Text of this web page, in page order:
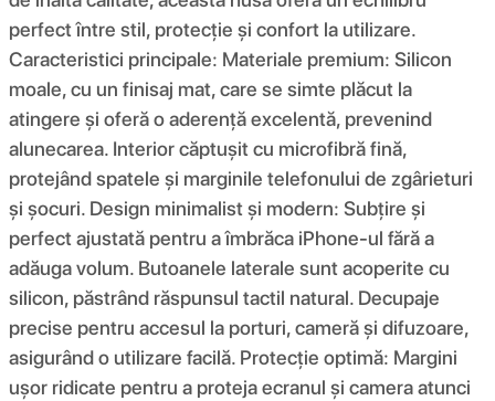
perfect între stil, protecție și confort la utilizare.
Caracteristici principale: Materiale premium: Silicon
moale, cu un finisaj mat, care se simte plăcut la
atingere și oferă o aderență excelentă, prevenind
alunecarea. Interior căptușit cu microfibră fină,
protejând spatele și marginile telefonului de zgârieturi
și șocuri. Design minimalist și modern: Subțire și
perfect ajustată pentru a îmbrăca iPhone-ul fără a
adăuga volum. Butoanele laterale sunt acoperite cu
silicon, păstrând răspunsul tactil natural. Decupaje
precise pentru accesul la porturi, cameră și difuzoare,
asigurând o utilizare facilă. Protecție optimă: Margini
ușor ridicate pentru a proteja ecranul și camera atunci